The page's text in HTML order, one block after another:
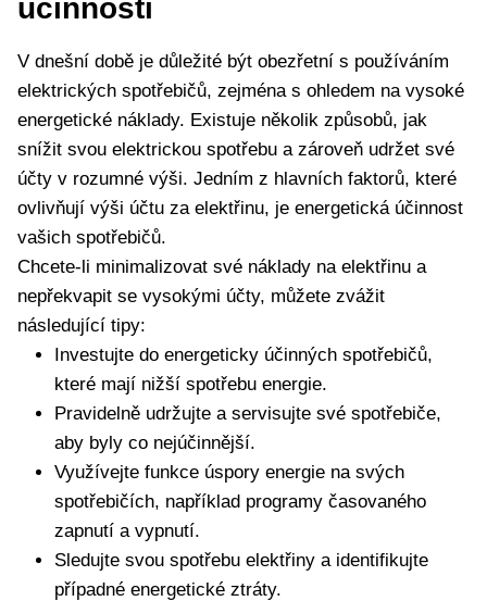
účinnosti
V dnešní době je důležité být obezřetní s používáním
elektrických spotřebičů, zejména s ohledem na vysoké
energetické náklady. Existuje několik způsobů, jak
snížit svou elektrickou spotřebu a zároveň udržet své
účty v rozumné výši. Jedním z hlavních faktorů, které
ovlivňují výši účtu za elektřinu, je energetická účinnost
vašich spotřebičů.
Chcete-li minimalizovat své náklady na elektřinu a
nepřekvapit se vysokými účty, můžete zvážit
následující tipy:
Investujte do energeticky účinných spotřebičů,
které mají nižší spotřebu energie.
Pravidelně udržujte a servisujte své spotřebiče,
aby byly co nejúčinnější.
Využívejte funkce úspory energie na svých
spotřebičích, například programy časovaného
zapnutí a vypnutí.
Sledujte svou spotřebu elektřiny a identifikujte
případné energetické ztráty.